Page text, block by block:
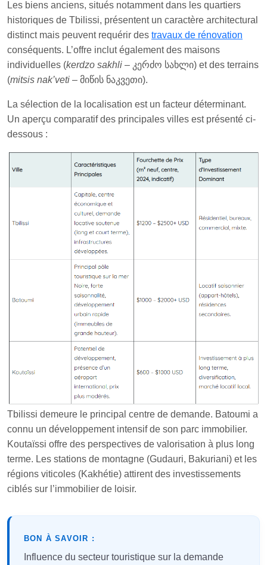
Les biens anciens, situés notamment dans les quartiers
historiques de Tbilissi, présentent un caractère architectural
distinct mais peuvent requérir des travaux de rénovation
conséquents. L’offre inclut également des maisons
individuelles (kerdzo sakhli – კერძო სახლი) et des terrains
(mitsis nak’veti – მიწის ნაკვეთი).
La sélection de la localisation est un facteur déterminant.
Un aperçu comparatif des principales villes est présenté ci-
dessous :
Tbilissi demeure le principal centre de demande. Batoumi a
connu un développement intensif de son parc immobilier.
Koutaïssi offre des perspectives de valorisation à plus long
terme. Les stations de montagne (Gudauri, Bakuriani) et les
régions viticoles (Kakhétie) attirent des investissements
ciblés sur l’immobilier de loisir.
BON À SAVOIR :
Influence du secteur touristique sur la demande